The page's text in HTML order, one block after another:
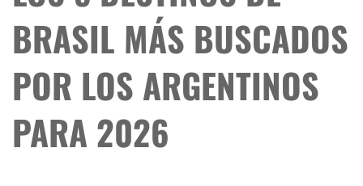
BRASIL MÁS BUSCADOS
POR LOS ARGENTINOS
PARA 2026